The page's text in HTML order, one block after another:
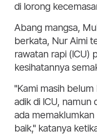
di lorong
Abang mangsa,
berkata, Nur Aimi
rawatan rapi (ICU)
kesihatannya
"Kami masih
adik di ICU,
ada
baik," katanya